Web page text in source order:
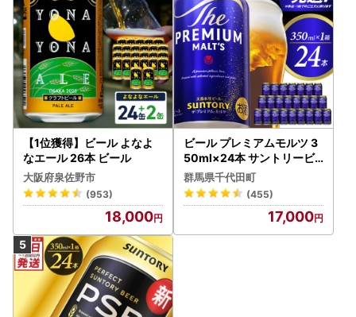
【1位獲得】ビール よなよ
なエール 26本 ビール
大阪府泉佐野市
(953)
18,000
ビール プレミアムモルツ 3
50ml×24本 サントリービ
ール
群馬県千代田町
(455)
17,000